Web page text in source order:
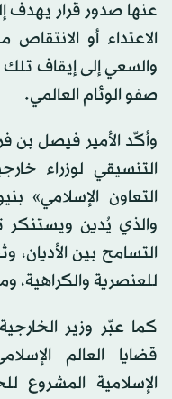
عنها صدور قرار يهدف
الاعتداء أو
والسعي إلى إيقاف تلك
صفو الوئام العالمي.
وأكّد الأمير فيصل بن
التنسيقي لوزراء
التعاون الإسلامي»
والذي يُدين ويستنكر
التسامح بين الأديان،
للعنصرية والكراهية،
كما عبّر وزير
قضايا العالم
الإسلامية المشروع